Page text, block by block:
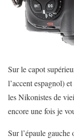
Sur le capot
l’accent espagnol)
les Nikonistes de
encore une fois je
Sur l’épaule